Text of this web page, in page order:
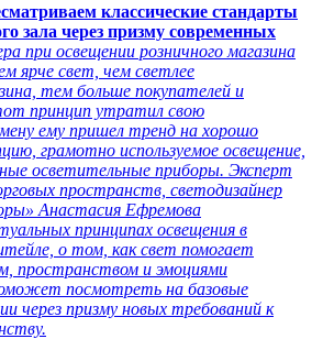
классические стандарты
зала через призму современных
при освещении розничного магазина
ярче свет, чем светлее
тем больше покупателей и
принцип утратил свою
ему пришел тренд на хорошо
грамотно используемое освещение,
осветительные приборы. Эксперт
пространств, светодизайнер
Анастасия Ефремова
принципах освещения в
о том, как свет помогает
пространством и эмоциями
посмотреть на базовые
через призму новых требований к